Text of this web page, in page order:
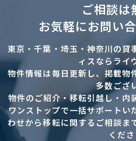
ご相談は
お気軽にお問い
東京・千葉・埼玉・神奈川の貸
ィスならライ
物件情報は毎日更新し、掲載物
多数ござ
物件のご紹介・移転引越し・内
ワンストップで一括サポートい
わせから移転に関するご相談ま
くださ